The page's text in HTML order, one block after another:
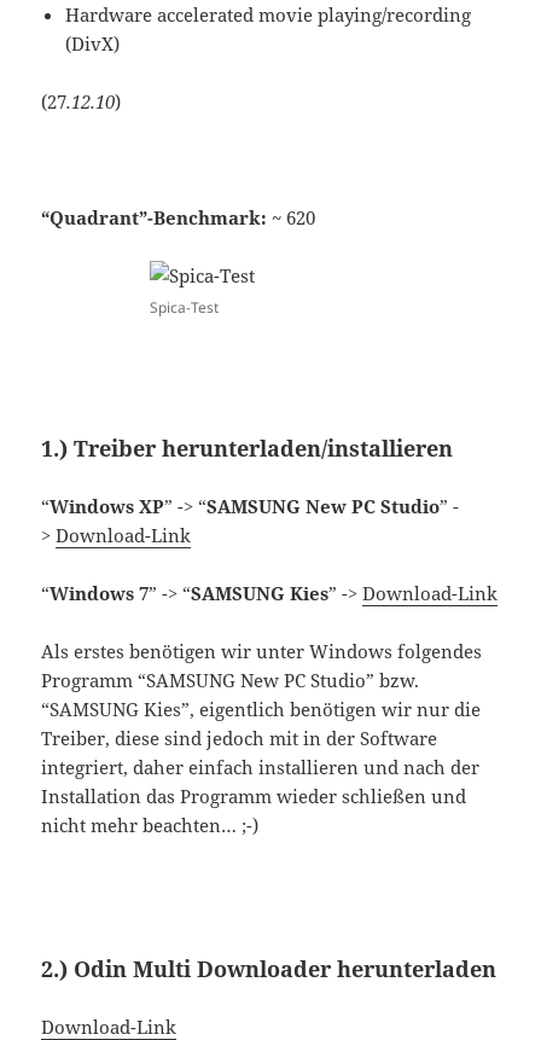
Hardware accelerated movie playing/recording
(DivX)
(27.12.10)
“Quadrant”-Benchmark: ~ 620
Spica-Test
1.) Treiber herunterladen/installieren
“Windows XP” -> “SAMSUNG New PC Studio” -
>Download-Link
“Windows 7” -> “SAMSUNG Kies” ->Download-Link
Als erstes benötigen wir unter Windows folgendes
Programm “SAMSUNG New PC Studio” bzw.
“SAMSUNG Kies”, eigentlich benötigen wir nur die
Treiber, diese sind jedoch mit in der Software
integriert, daher einfach installieren und nach der
Installation das Programm wieder schließen und
nicht mehr beachten… ;-)
2.) Odin Multi Downloader herunterladen
Download-Link